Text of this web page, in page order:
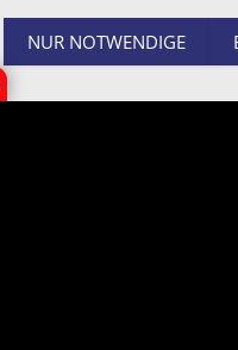
NUR NOTWENDIGE